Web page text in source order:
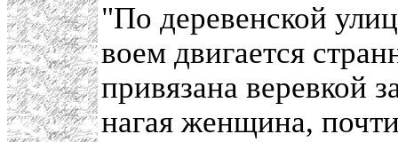
"По деревенской
воем двигается
привязана веревкой
нагая женщина,